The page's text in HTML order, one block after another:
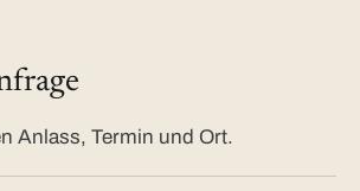
Anlass, Termin und Ort.